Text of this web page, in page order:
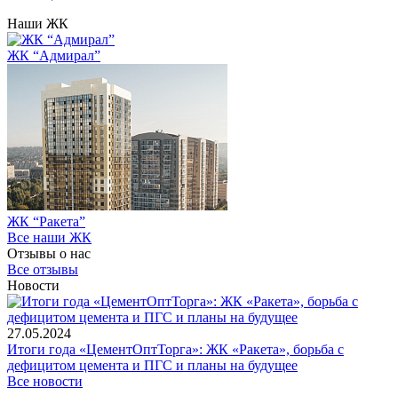
Наши ЖК
ЖК “Адмирал”
ЖК “Ракета”
Все наши ЖК
Отзывы о нас
Все отзывы
Новости
27.05.2024
Итоги года «ЦементОптТорга»: ЖК «Ракета», борьба с
дефицитом цемента и ПГС и планы на будущее
Все новости